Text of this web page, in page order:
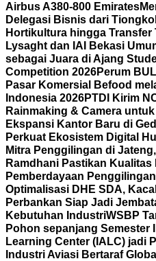
Airbus A380-800 Emirates
Delegasi Bisnis dari
Hortikultura hingga Transfer
Lysaght dan IAI Bekasi
sebagai Juara di Ajang
Competition 2026Perum
Pasar Komersial Befood
Indonesia 2026PTDI Kirim
Rainmaking & Camera untuk
Ekspansi Kantor Baru di
Perkuat Ekosistem Digital
Mitra Penggilingan di
Ramdhani Pastikan
Pemberdayaan
Optimalisasi DHE SDA,
Perbankan Siap Jadi
Kebutuhan IndustriWSBP
Pohon sepanjang Semester
Learning Center (IALC) jadi
Industri Aviasi Bertaraf Global